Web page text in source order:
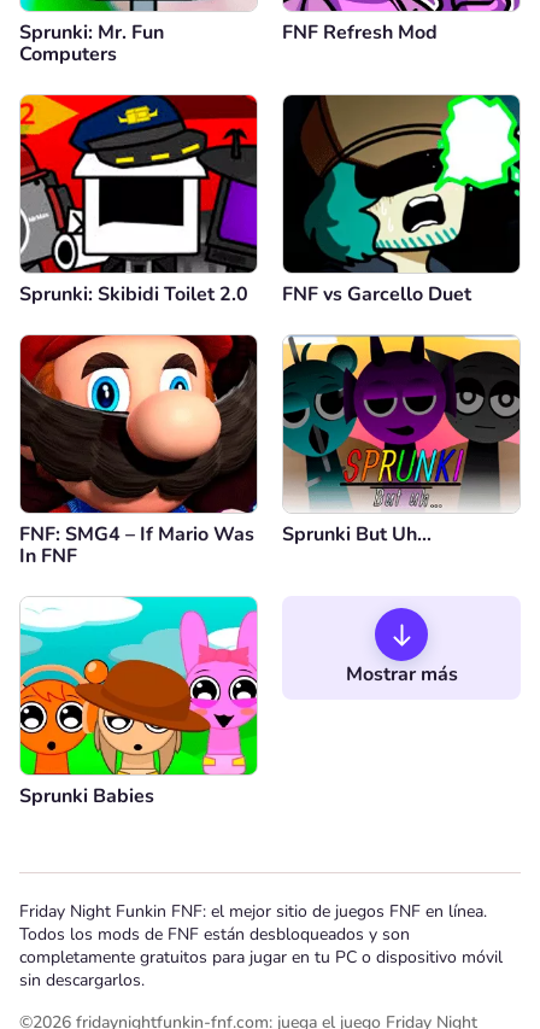
Sprunki: Mr. Fun
Computers
FNF Refresh Mod
Sprunki: Skibidi Toilet 2.0 FNF vs Garcello Duet
FNF: SMG4 – If Mario Was
In FNF
Sprunki But Uh…
Sprunki Babies
Mostrar más
Friday Night Funkin FNF: el mejor sitio de juegos FNF en línea.
Todos los mods de FNF están desbloqueados y son
completamente gratuitos para jugar en tu PC o dispositivo móvil
sin descargarlos.
©2026 fridaynightfunkin-fnf.com: juega el juego Friday Night